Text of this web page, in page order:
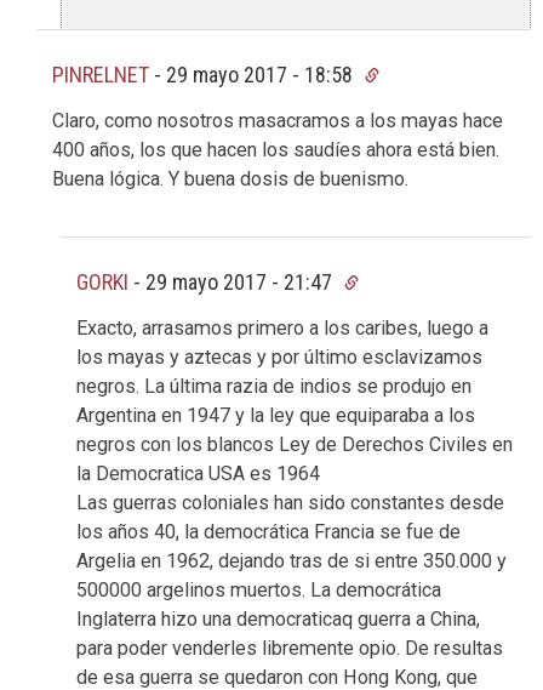
PINRELNET - 29 mayo 2017 - 18:58
Claro, como nosotros masacramos a los mayas hace
400 años, los que hacen los saudíes ahora está bien.
Buena lógica. Y buena dosis de buenismo.
GORKI - 29 mayo 2017 - 21:47
Exacto, arrasamos primero a los caribes, luego a
los mayas y aztecas y por último esclavizamos
negros. La última razia de indios se produjo en
Argentina en 1947 y la ley que equiparaba a los
negros con los blancos Ley de Derechos Civiles en
la Democratica USA es 1964
Las guerras coloniales han sido constantes desde
los años 40, la democrática Francia se fue de
Argelia en 1962, dejando tras de si entre 350.000 y
500000 argelinos muertos. La democrática
Inglaterra hizo una democraticaq guerra a China,
para poder venderles libremente opio. De resultas
de esa guerra se quedaron con Hong Kong, que